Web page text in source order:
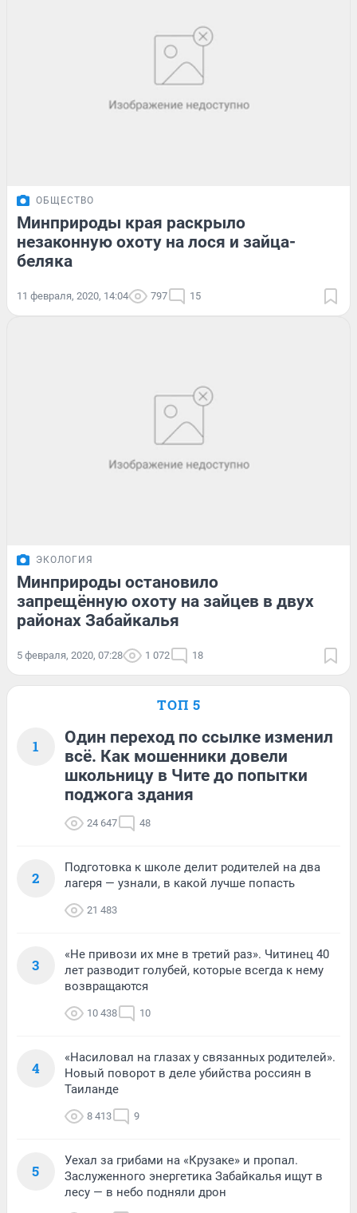
ОБЩЕСТВО
Минприроды края раскрыло
незаконную охоту на лося и зайца-
беляка
11 февраля, 2020, 14:04 797 15
ЭКОЛОГИЯ
Минприроды остановило
запрещённую охоту на зайцев в двух
районах Забайкалья
5 февраля, 2020, 07:28 1 072 18
ТОП 5
1
Один переход по ссылке изменил
всё. Как мошенники довели
школьницу в Чите до попытки
поджога здания
24 647 48
2
Подготовка к школе делит родителей на два
лагеря — узнали, в какой лучше попасть
21 483
3
«Не привози их мне в третий раз». Читинец 40
лет разводит голубей, которые всегда к нему
возвращаются
10 438 10
4
«Насиловал на глазах у связанных родителей».
Новый поворот в деле убийства россиян в
Таиланде
8 413 9
5
Уехал за грибами на «Крузаке» и пропал.
Заслуженного энергетика Забайкалья ищут в
лесу — в небо подняли дрон